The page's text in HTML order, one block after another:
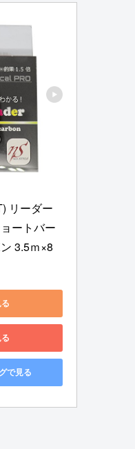
リーダー
ートバー
3.5ｍ×8
で見る